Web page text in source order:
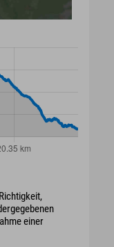
einer